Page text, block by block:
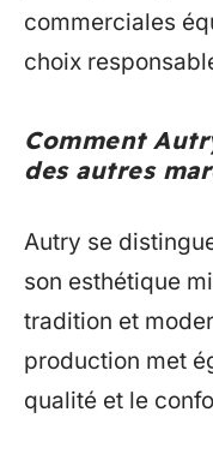
commerciales
choix
Comment
des autres
Autry se
son esthétique
tradition et
production met
qualité et le